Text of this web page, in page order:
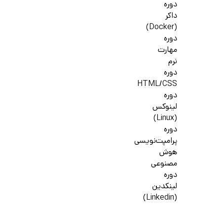
دوره
داکر
(Docker)
دوره
مهارت
نرم
دوره
HTML/CSS
دوره
لینوکس
(Linux)
دوره
پرامپت‌نویسی
هوش
مصنوعی
دوره
لینکدین
(Linkedin)